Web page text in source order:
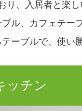
り、入居者と楽
ル、カフェテー
ーブルで、使い
ッチン